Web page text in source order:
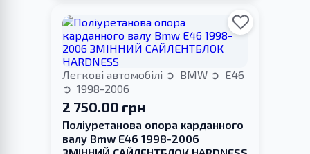
Легкові автомобілі BMW
E46
1998-2006
2 750.00 грн
Поліуретанова опора карданного
валу Bmw E46 1998-2006